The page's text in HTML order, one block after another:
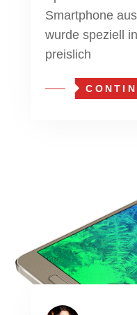
Smartphone
wurde speziell
preislich